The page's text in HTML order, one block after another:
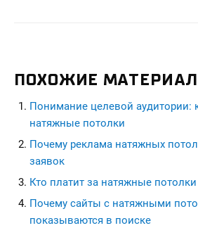
ПОХОЖИЕ
Понимание целевой аудитории:
натяжные потолки
Почему реклама натяжных
заявок
Кто платит за натяжные
Почему сайты с натяжными
показываются в поиске